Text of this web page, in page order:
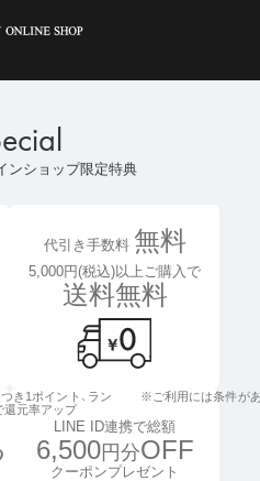
ンショップ限定特典
代引き手数料 無料
5,000円(税込)以上ご購入で
送料無料
き1ポイント、 ラン
還元率アップ
LINE ID連携で総額
6,500円分OFF
クーポンプレゼント
※ご利用には条件が